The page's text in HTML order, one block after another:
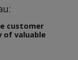
customer
of valuable